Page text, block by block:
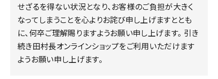
せざるを得ない状況となり、お客様のご負担が大きく
なってしまうことを心よりお詫び申し上げますととも
に、何卒ご理解賜りますようお願い申し上げます。 引き
続き田村長オンラインショップをご利用いただけます
ようお願い申し上げます。